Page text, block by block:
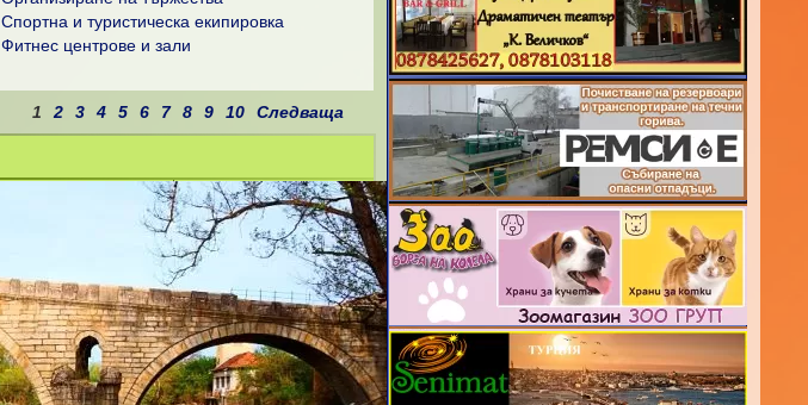
Спортна и туристическа екипировка
Фитнес центрове и зали
1 2 3 4 5 6 7 8 9 10 Следваща